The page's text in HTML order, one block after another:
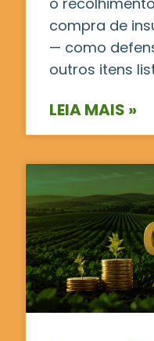
compra de
— como
outros itens
LEIA MAIS »